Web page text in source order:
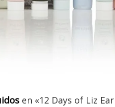
en «12 Days of Liz